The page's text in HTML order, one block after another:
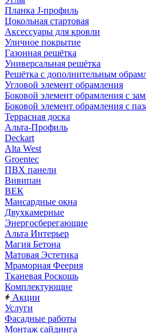
Планка J-профиль
Цокольная стартовая
Аксессуары для кровли
Уличное покрытие
Газонная решётка
Универсальная решётка
Решётка с дополнительным
Угловой элемент обрамления
Боковой элемент обрамления с
Боковой элемент обрамления с
Террасная доска
Альта-Профиль
Deckart
Alta West
Groentec
ПВХ панели
Вивипан
ВЕК
Мансардные окна
Двухкамерные
Энергосберегающие
Альта Интерьер
Магия Бетона
Матовая Эстетика
Мраморная Феерия
Тканевая Роскошь
Комплектующие
Акции
Услуги
Фасадные работы
Монтаж сайдинга